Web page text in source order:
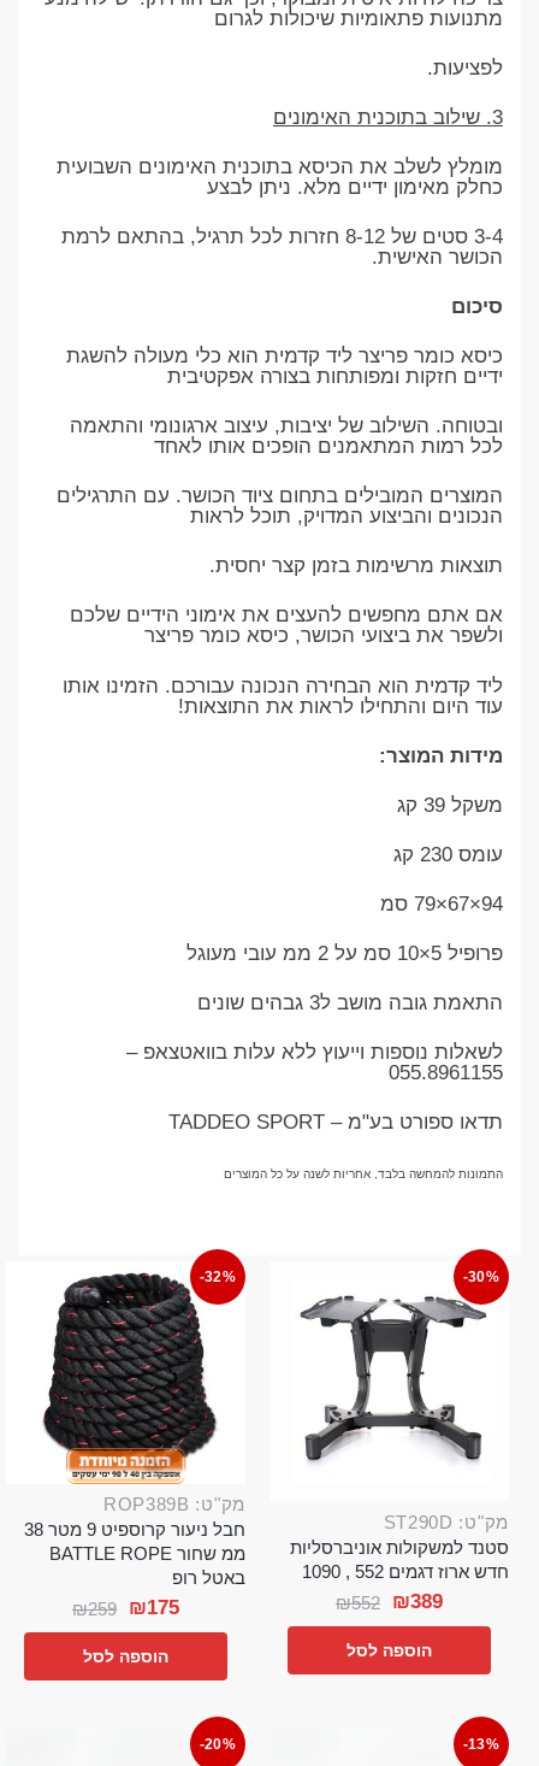
מתנועות פתאומיות שיכולות לגרום
לפציעות.
3. שילוב בתוכנית האימונים
מומלץ לשלב את הכיסא בתוכנית האימונים השבועית
כחלק מאימון ידיים מלא. ניתן לבצע
3-4 סטים של 8-12 חזרות לכל תרגיל, בהתאם לרמת
הכושר האישית.
סיכום
כיסא כומר פריצר ליד קדמית הוא כלי מעולה להשגת
ידיים חזקות ומפותחות בצורה אפקטיבית
ובטוחה. השילוב של יציבות, עיצוב ארגונומי והתאמה
לכל רמות המתאמנים הופכים אותו לאחד
המוצרים המובילים בתחום ציוד הכושר. עם התרגילים
הנכונים והביצוע המדויק, תוכל לראות
תוצאות מרשימות בזמן קצר יחסית.
אם אתם מחפשים להעצים את אימוני הידיים שלכם
ולשפר את ביצועי הכושר, כיסא כומר פריצר
ליד קדמית הוא הבחירה הנכונה עבורכם. הזמינו אותו
עוד היום והתחילו לראות את התוצאות!
מידות המוצר:
משקל 39 קג
עומס 230 קג
94×67×79 סמ
פרופיל 5×10 סמ על 2 ממ עובי מעוגל
התאמת גובה מושב ל3 גבהים שונים
לשאלות נוספות וייעוץ ללא עלות בוואטצאפ –
055.8961155
תדאו ספורט בע"מ – TADDEO SPORT
התמונות להמחשה בלבד, אחריות לשנה על כל המוצרים
-30%
מק"ט: ST290D
סטנד למשקולות אוניברסליות
חדש ארוז דגמים 552 , 1090
₪552 ₪389
הוספה לסל
-32%
מק"ט: ROP389B
חבל ניעור קרוספיט 9 מטר 38
ממ שחור BATTLE ROPE
באטל רופ
₪259 ₪175
הוספה לסל
-13%
-20%